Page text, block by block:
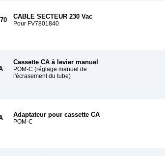
CABLE SECTEUR 230 Vac
Pour FV7801840
Cassette CA à levier manuel
POM-C (réglage manuel de
l'écrasement du tube)
Adaptateur pour cassette CA
POM-C